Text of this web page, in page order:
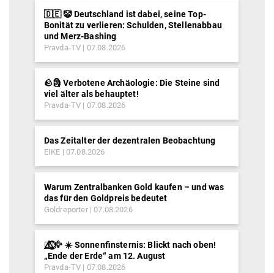
🇩🇪 🤡 Deutschland ist dabei, seine Top-
Bonität zu verlieren: Schulden, Stellenabbau
und Merz-Bashing
Pravda-TV 07.08.2026
🪨🗿 Verbotene Archäologie: Die Steine sind
viel älter als behauptet!
Pravda-TV 07.08.2026
Das Zeitalter der dezentralen Beobachtung
EIKE 07.08.2026
Warum Zentralbanken Gold kaufen – und was
das für den Goldpreis bedeutet
Goldreporter 07.08.2026
🐦‍🔥⃤⃟⃝🦅 ☀️ Sonnenfinsternis: Blickt nach oben!
„Ende der Erde“ am 12. August
Pravda-TV 07.08.2026